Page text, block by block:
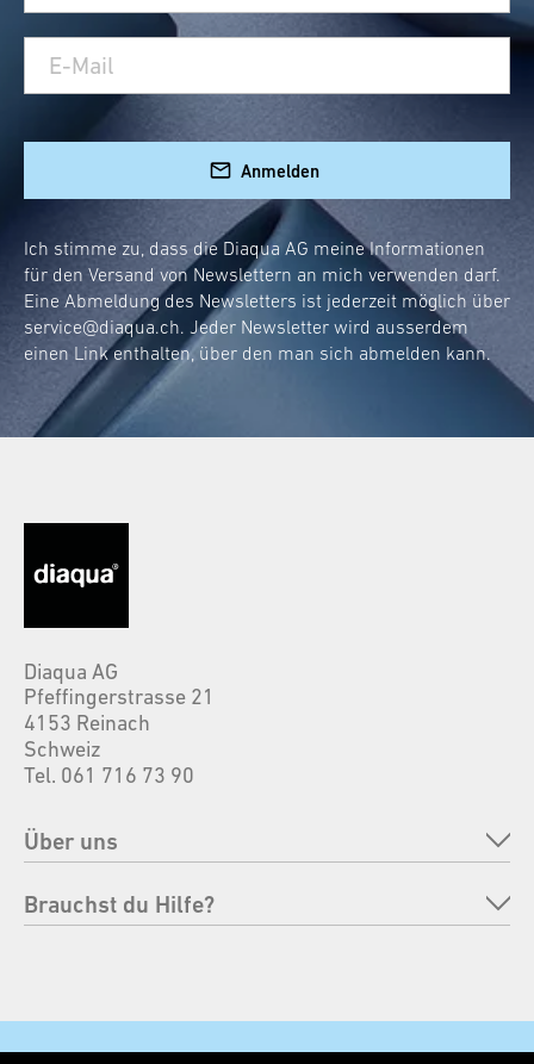
Anmelden
Ich stimme zu, dass die Diaqua AG meine Informationen
für den Versand von Newslettern an mich verwenden darf.
Eine Abmeldung des Newsletters ist jederzeit möglich über
service@diaqua.ch. Jeder Newsletter wird ausserdem
einen Link enthalten, über den man sich abmelden kann.
Diaqua AG
Pfeffingerstrasse 21
4153 Reinach
Schweiz
Tel. 061 716 73 90
Über uns
Unternehmen
Brauchst du Hilfe?
Zahlungsmöglichkeiten